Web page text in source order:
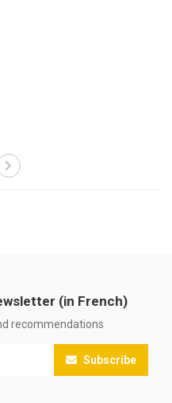
(in French)
recommendations
Subscribe